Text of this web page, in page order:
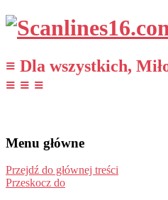
≡ Dla wszystkich,
≡ ≡ ≡
Menu główne
Przejdź do głównej treści
Przeskocz do